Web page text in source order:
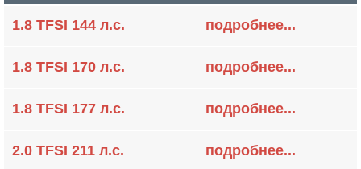
1.8 TFSI 144 л.с. подробнее...
1.8 TFSI 170 л.с. подробнее...
1.8 TFSI 177 л.с. подробнее...
2.0 TFSI 211 л.с. подробнее...